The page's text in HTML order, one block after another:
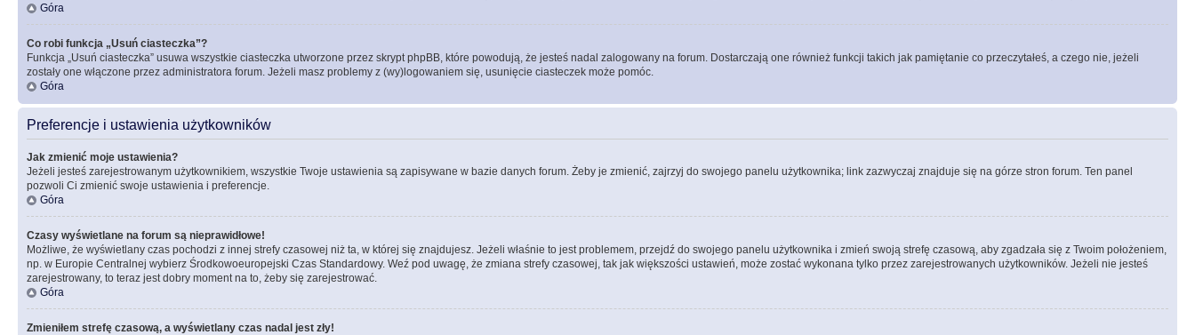
Góra
Co robi funkcja „Usuń ciasteczka”?
Funkcja „Usuń ciasteczka” usuwa wszystkie ciasteczka utworzone przez skrypt phpBB, które powodują, że jesteś nadal zalogowany na forum. Dostarczają one również funkcji takich jak pamiętanie co przeczytałeś, a czego nie, jeżeli
zostały one włączone przez administratora forum. Jeżeli masz problemy z (wy)logowaniem się, usunięcie ciasteczek może pomóc.
Góra
Preferencje i ustawienia użytkowników
Jak zmienić moje ustawienia?
Jeżeli jesteś zarejestrowanym użytkownikiem, wszystkie Twoje ustawienia są zapisywane w bazie danych forum. Żeby je zmienić, zajrzyj do swojego panelu użytkownika; link zazwyczaj znajduje się na górze stron forum. Ten panel
pozwoli Ci zmienić swoje ustawienia i preferencje.
Góra
Czasy wyświetlane na forum są nieprawidłowe!
Możliwe, że wyświetlany czas pochodzi z innej strefy czasowej niż ta, w której się znajdujesz. Jeżeli właśnie to jest problemem, przejdź do swojego panelu użytkownika i zmień swoją strefę czasową, aby zgadzała się z Twoim położeniem,
np. w Europie Centralnej wybierz Środkowoeuropejski Czas Standardowy. Weź pod uwagę, że zmiana strefy czasowej, tak jak większości ustawień, może zostać wykonana tylko przez zarejestrowanych użytkowników. Jeżeli nie jesteś
zarejestrowany, to teraz jest dobry moment na to, żeby się zarejestrować.
Góra
Zmieniłem strefę czasową, a wyświetlany czas nadal jest zły!